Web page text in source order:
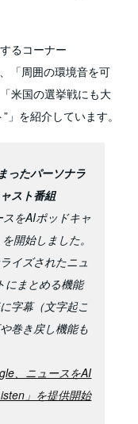
るコーナー
「周囲の環境音を可
米国の選挙戦にも大
」を紹介しています。
ったパーソナラ
スト番組
をAIポッドキャ
開始しました。
イズされたニュ
にまとめる機能
字幕（文字起こ
巻き戻し機能も
、ニュースをAI
」を提供開始